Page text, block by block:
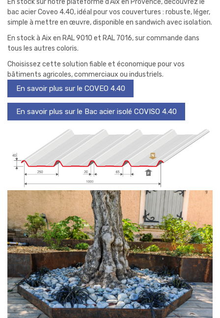
bac acier Coveo 4.40, idéal pour vos couvertures : robuste, léger,
simple à mettre en œuvre, disponible en sandwich avec isolation.
En stock à Aix en RAL 9010 et RAL 7016, sur commande dans
tous les autres coloris.
Choisissez cette solution fiable et économique pour vos
bâtiments agricoles, commerciaux ou industriels.
En savoir plus sur le COVEO 4.40
En savoir plus sur le Bac acier isolé COVISO 4.40